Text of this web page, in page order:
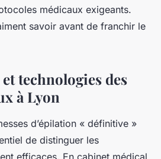
médicaux exigeants.
savoir avant de franchir le
technologies des
à Lyon
d’épilation « définitive »
de distinguer les